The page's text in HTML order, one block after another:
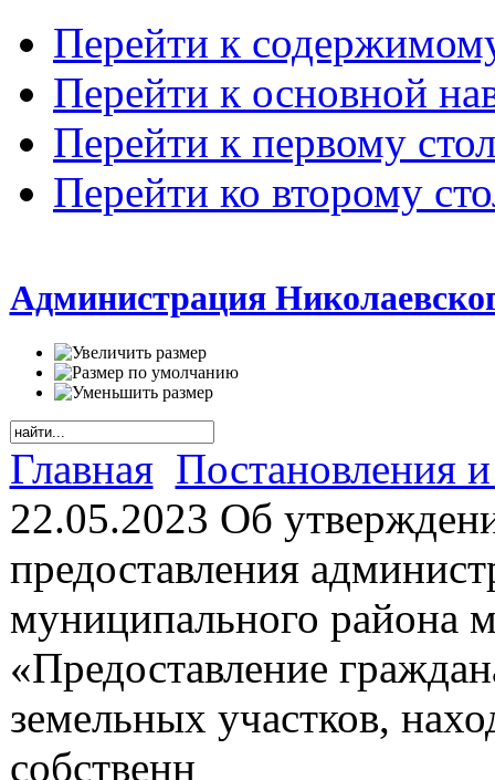
Перейти к
Перейти к основной
Перейти к первому
Перейти ко второму
Администрация
Главная Постановления
22.05.2023 Об
предоставления
муниципального района
«Предоставление
земельных участков,
собственн